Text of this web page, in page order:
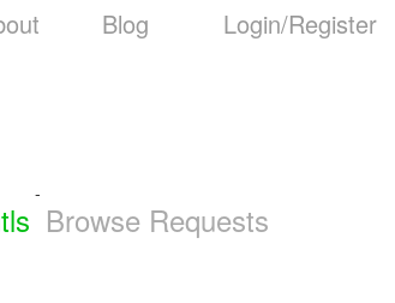
Blog Login/Register
-
Browse Requests